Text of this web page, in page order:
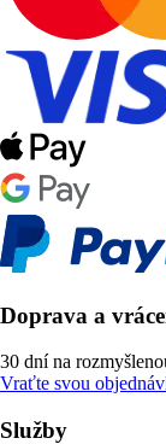
Doprava a
30 dní na
Vraťte svou
Služby